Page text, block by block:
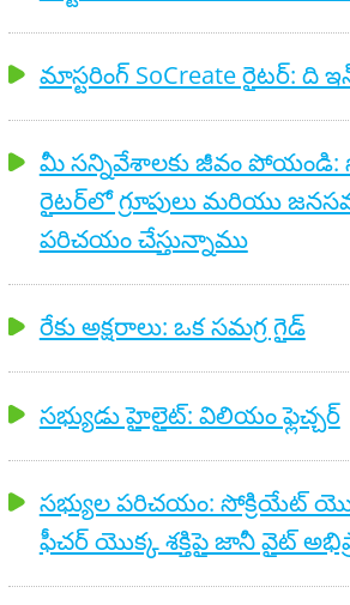
మాస్టరింగ్ SoCreate రైటర్: ది
మీ సన్నివేశాలకు జీవం పోయండి:
రైటర్‌లో గ్రూపులు మరియు
పరిచయం చేస్తున్నాము
రేకు అక్షరాలు: ఒక సమగ్ర గైడ్
సభ్యుడు హైలైట్: విలియం ఫ్లెచ్చర్
సభ్యుల పరిచయం: సోక్రియేట్
ఫీచర్ యొక్క శక్తిపై జానీ వైట్